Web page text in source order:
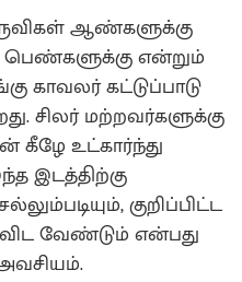
ஆண்களுக்கு
பெண்களுக்கு என்றும்
காவலர் கட்டுப்பாடு
சிலர் மற்றவர்களுக்கு
கீழே உட்கார்ந்து
இடத்திற்கு
குறிப்பிட்ட
வேண்டும் என்பது